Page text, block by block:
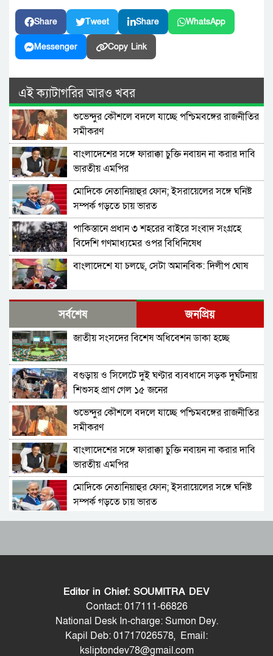
Share Tweet Share WhatsApp
Messenger Copy Link
এই ক্যাটাগরির আরও খবর
শুভেন্দুর কৌশলে বদলে যাচ্ছে পশ্চিমবঙ্গের রাজনীতির
সমীকরণ
বাংলাদেশের সঙ্গে ফারাক্কা চুক্তি নবায়ন না করার দাবি
ভারতীয় এমপির
মোদিকে নেতানিয়াহুর ফোন; ইসরায়েলের সঙ্গে ঘনিষ্ট
সম্পর্ক গড়তে চায় ভারত
পাকিস্তানে প্রধান ৩ শহরের বাইরে সংবাদ সংগ্রহে
বিদেশি গণমাধ্যমের ওপর বিধিনিষেধ
বাংলাদেশে যা চলছে, সেটা অমানবিক: দিলীপ ঘোষ
পাকিস্তানের ইসলামাবাদে জুলাই গণঅভ্যুত্থান দিবস
পালিত
২০ মিনিটে ভয়াবহ ৭ বিস্ফোরণে কাঁপলো দুবাই
ইরাক সফরে হঠাৎ ইরানের পররাষ্ট্রমন্ত্রী আব্বাস
আরাগচি
শেখ হাসিনার বক্তব্য দেওয়ার সঙ্গে ভারত সরকারের
কোনও সম্পর্ক নেই: রণধীর জয়সোয়াল
ভারত সীমান্তে ২৫০টি অত্যাধুনিক চীনা যুদ্ধযান
মোতায়েন করলো পাকিস্তান
শ্রীলঙ্কার কারাগারে আবার দাঙ্গা, পরিস্থিতিতে নিয়ন্ত্রণে
সেনা মোতায়েন
প্রধানমন্ত্রী নাকি, বিমসটেকের সভাপতি হিসেবে তারেক
রহমানকে আমন্ত্রণ—প্রশ্ন এড়িয়ে গেলেন জয়সওয়াল
পাকিস্তানেও উত্থান হতে পারে ককরোচদের, চাঞ্চল্যকর
সর্বশেষ জনপ্রিয়
জাতীয় সংসদের বিশেষ অধিবেশন ডাকা হচ্ছে
বগুড়ায় ও সিলেটে দুই ঘণ্টার ব্যবধানে সড়ক দুর্ঘটনায়
শিশুসহ প্রাণ গেল ১৫ জনের
শুভেন্দুর কৌশলে বদলে যাচ্ছে পশ্চিমবঙ্গের রাজনীতির
সমীকরণ
বাংলাদেশের সঙ্গে ফারাক্কা চুক্তি নবায়ন না করার দাবি
ভারতীয় এমপির
মোদিকে নেতানিয়াহুর ফোন; ইসরায়েলের সঙ্গে ঘনিষ্ট
সম্পর্ক গড়তে চায় ভারত
ঢাকায় বাসভবনে অগ্নিকাণ্ড, স্ত্রীসহ হাসপাতালে ভর্তি
বিমানবন্দরে ভিআইপি-সিআইপিসহ সবাইকে তল্লাশির
নির্দেশ
বিটিভির মহাপরিচালক হলেন কাজী জেসিন
Editor in Chief: SOUMITRA DEV
Contact: 017111-66826
National Desk In-charge: Sumon Dey.
Kapil Deb: 01717026578, Email:
ksliptondev78@gmail.com